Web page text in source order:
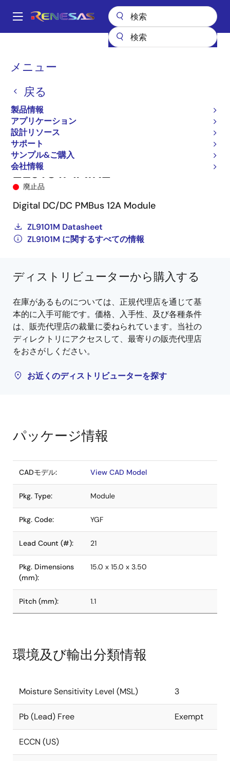
ン
Main
メニュー
戻る
製品情報
アプリケーション
設計リソース
サポート
サンプル&ご購入
会社情報
パ
く
ず
パワー & パワーマネジメント
ZL9101MAIRZ
廃止品
Digital DC/DC PMBus 12A Module
ZL9101M Datasheet
ZL9101M に関するすべての情報
ディストリビューターから購入する
在庫があるものについては、正規代理店を通じて基
本的に入手可能です。価格、入手性、及び各種条件
は、販売代理店の裁量に委ねられています。当社の
ディレクトリにアクセスして、最寄りの販売代理店
をおさがしください。
お近くのディストリビューターを探す
パッケージ情報
CADモデル: View CAD Model
Pkg. Type: Module
Pkg. Code: YGF
Lead Count (#): 21
Pkg. Dimensions
(mm):
15.0 x 15.0 x 3.50
Pitch (mm): 1.1
環境及び輸出分類情報
Moisture Sensitivity Level (MSL) 3
Pb (Lead) Free Exempt
ECCN (US)